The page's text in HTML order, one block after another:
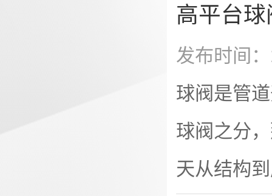
量值的1.5
或大于正
力表最大
时，一般
为了保证
高平台
发布时间
球阀是管
球阀之分
天从结构